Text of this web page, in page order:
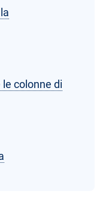
colonne di